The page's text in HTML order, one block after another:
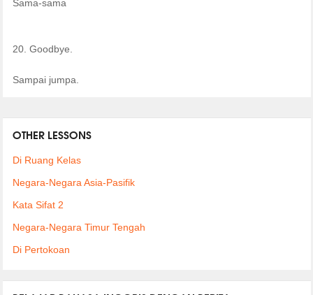
Sama-sama
20. Goodbye.
Sampai jumpa.
OTHER LESSONS
Di Ruang Kelas
Negara-Negara Asia-Pasifik
Kata Sifat 2
Negara-Negara Timur Tengah
Di Pertokoan